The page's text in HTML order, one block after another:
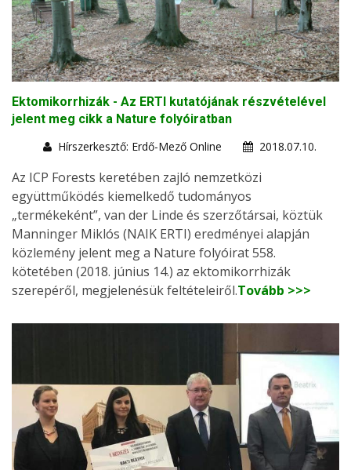
Ektomikorrhizák - Az ERTI kutatójának részvételével
jelent meg cikk a Nature folyóiratban
Hírszerkesztő: Erdő-Mező Online
2018.07.10.
Az ICP Forests keretében zajló nemzetközi
együttműködés kiemelkedő tudományos
„termékeként”, van der Linde és szerzőtársai, köztük
Manninger Miklós (NAIK ERTI) eredményei alapján
közlemény jelent meg a Nature folyóirat 558.
kötetében (2018. június 14.) az ektomikorrhizák
szerepéről, megjelenésük feltételeiről.Tovább >>>